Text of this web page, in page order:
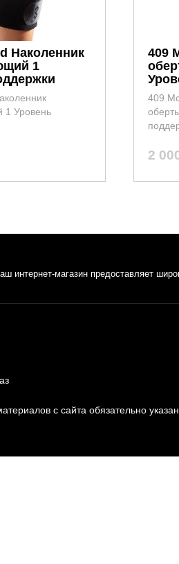
Наколенник
1
1 Уровень
409
409
2
интернет-магазин предоставляет
с сайта обязательно